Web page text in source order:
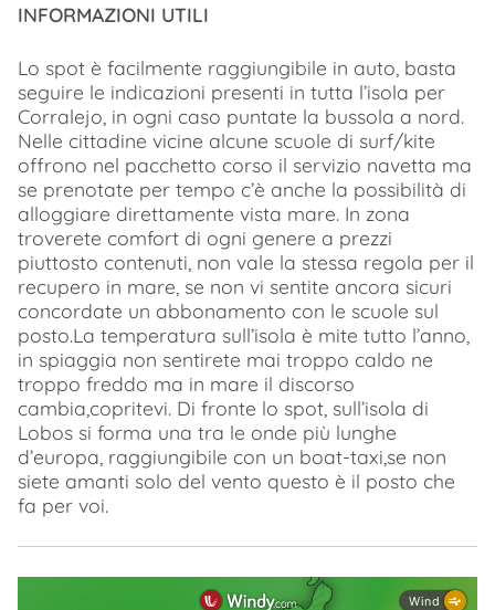
INFORMAZIONI UTILI
Lo spot è facilmente raggiungibile in auto, basta
seguire le indicazioni presenti in tutta l’isola per
Corralejo, in ogni caso puntate la bussola a nord.
Nelle cittadine vicine alcune scuole di surf/kite
offrono nel pacchetto corso il servizio navetta ma
se prenotate per tempo c’è anche la possibilità di
alloggiare direttamente vista mare. In zona
troverete comfort di ogni genere a prezzi
piuttosto contenuti, non vale la stessa regola per il
recupero in mare, se non vi sentite ancora sicuri
concordate un abbonamento con le scuole sul
posto.La temperatura sull’isola è mite tutto l’anno,
in spiaggia non sentirete mai troppo caldo ne
troppo freddo ma in mare il discorso
cambia,copritevi. Di fronte lo spot, sull’isola di
Lobos si forma una tra le onde più lunghe
d’europa, raggiungibile con un boat-taxi,se non
siete amanti solo del vento questo è il posto che
fa per voi.